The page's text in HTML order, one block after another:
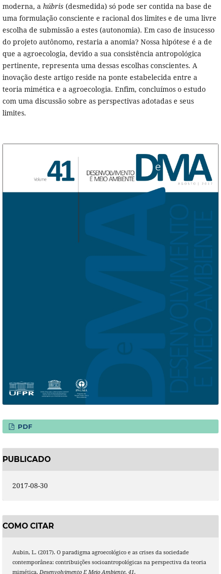
moderna, a húbris (desmedida) só pode ser contida na base de
uma formulação consciente e racional dos limites e de uma livre
escolha de submissão a estes (autonomia). Em caso de insucesso
do projeto autônomo, restaria a anomia? Nossa hipótese é a de
que a agroecologia, devido a sua consistência antropológica
pertinente, representa uma dessas escolhas conscientes. A
inovação deste artigo reside na ponte estabelecida entre a
teoria mimética e a agroecologia. Enfim, concluímos o estudo
com uma discussão sobre as perspectivas adotadas e seus
limites.
PDF
PUBLICADO
2017-08-30
COMO CITAR
Aubin, L. (2017). O paradigma agroecológico e as crises da sociedade
contemporânea: contribuições socioantropológicas na perspectiva da teoria
mimética. Desenvolvimento E Meio Ambiente, 41.